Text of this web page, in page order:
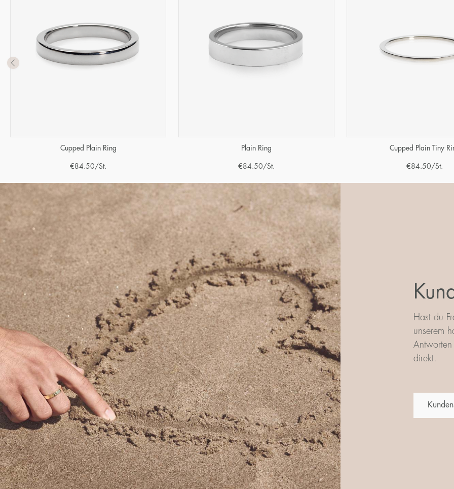
Cupped Plain Ring
€84.50 /St.
Plain Ring
€84.50 /St.
Cupped Plain Tiny
€84.50 /St.
Hast du
unserem
direkt.